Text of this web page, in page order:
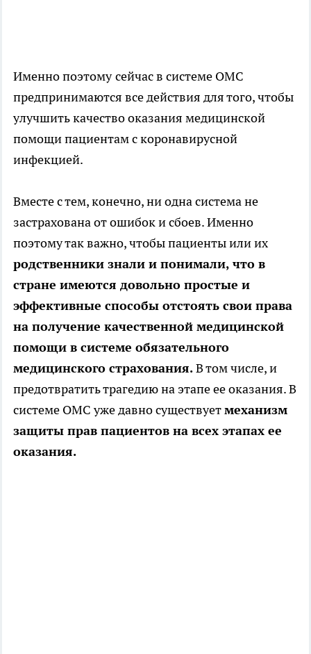
Именно поэтому сейчас в системе ОМС
предпринимаются все действия для того, чтобы
улучшить качество оказания медицинской
помощи пациентам с коронавирусной
инфекцией.
Вместе с тем, конечно, ни одна система не
застрахована от ошибок и сбоев. Именно
поэтому так важно, чтобы пациенты или их
родственники знали и понимали, что в
стране имеются довольно простые и
эффективные способы отстоять свои права
на получение качественной медицинской
помощи в системе обязательного
медицинского страхования.В том числе, и
предотвратить трагедию на этапе ее оказания. В
системе ОМС уже давно существуетмеханизм
защиты прав пациентов на всех этапах ее
оказания.